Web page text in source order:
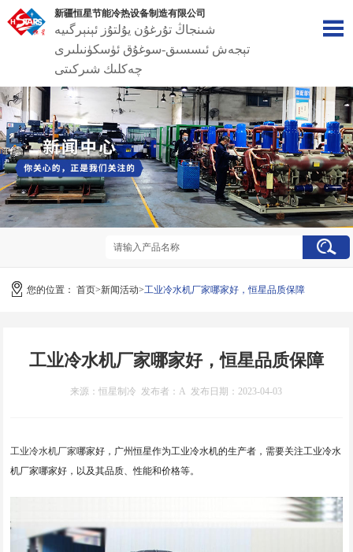
新疆恒星节能冷热设备制造有限公司
شىنجاڭ تۇرغۇن يۇلتۇز ئېنېرگىيە
تېجەش ئىسسىق-سوغۇق ئۈسكۈنىلىرى
چەكلىك شىركىتى
您的位置： 首页>新闻活动>工业冷水机厂家哪家好，恒星品质保障
工业冷水机厂家哪家好，恒星品质保障
来源：恒星制冷 发布者：A 发布日期：2023-04-03
工业冷水机厂家哪家好，广州恒星作为工业冷水机的生产者，需要关注工业冷水
机厂家哪家好，以及其品质、性能和价格等。